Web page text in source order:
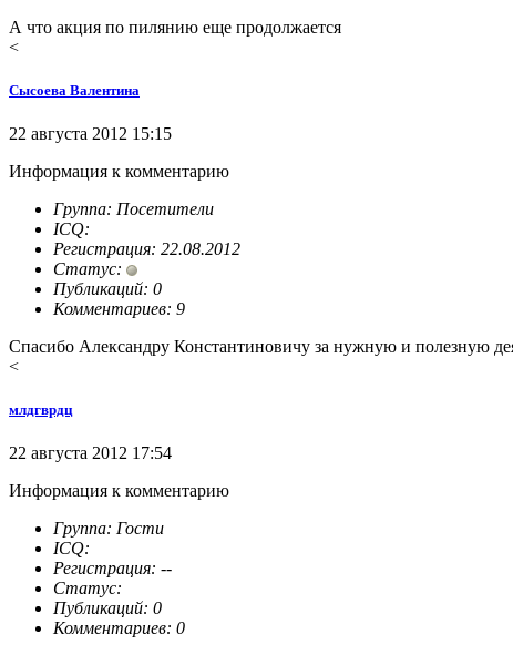
А что акция по пилянию еще продолжается
<
Сысоева Валентина
22 августа 2012 15:15
Информация к комментарию
Группа: Посетители
ICQ:
Регистрация: 22.08.2012
Статус:
Публикаций: 0
Комментариев: 9
Спасибо Александру Константиновичу за нужную и полезную
<
млдгврдц
22 августа 2012 17:54
Информация к комментарию
Группа: Гости
ICQ:
Регистрация: --
Статус:
Публикаций: 0
Комментариев: 0